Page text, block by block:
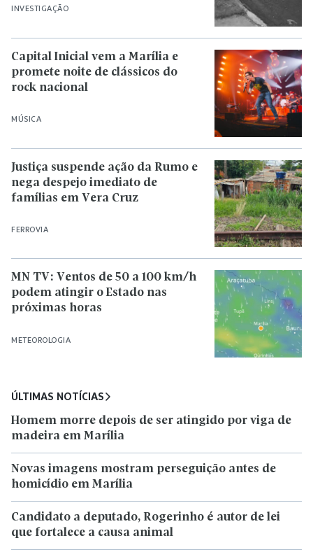
INVESTIGAÇÃO
MÚSICA
Capital Inicial vem a Marília e
promete noite de clássicos do
rock nacional
FERROVIA
Justiça suspende ação da Rumo e
nega despejo imediato de
famílias em Vera Cruz
METEOROLOGIA
MN TV: Ventos de 50 a 100 km/h
podem atingir o Estado nas
próximas horas
ÚLTIMAS NOTÍCIAS
Homem morre depois de ser atingido por viga de
madeira em Marília
Novas imagens mostram perseguição antes de
homicídio em Marília
Candidato a deputado, Rogerinho é autor de lei
que fortalece a causa animal